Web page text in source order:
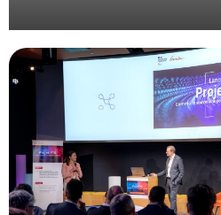
Gestion de plénière avec
d’identité